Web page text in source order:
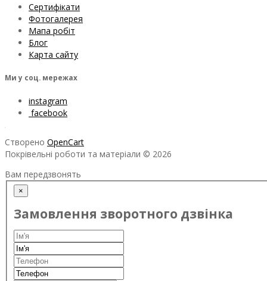
Сертифікати
Фотогалерея
Мапа робіт
Блог
Карта сайту
Ми у соц. мережах
instagram
facebook
Створено OpenCart
Покрівельні роботи та матеріали © 2026
Вам передзвонять
×
Замовлення зворотного дзвінка